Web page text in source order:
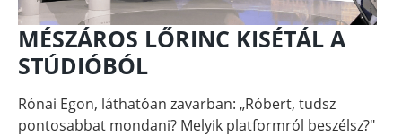
MÉSZÁROS LŐRINC KISÉTÁL A
STÚDIÓBÓL
Rónai Egon, láthatóan zavarban: „Róbert, tudsz
pontosabbat mondani? Melyik platformról beszélsz?"